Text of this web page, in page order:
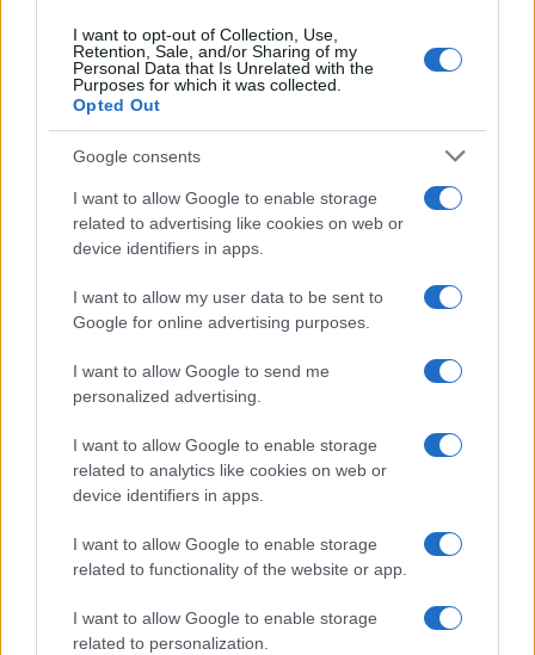
I want to opt-out of Collection, Use,
Retention, Sale, and/or Sharing of my
Personal Data that Is Unrelated with the
Purposes for which it was collected.
Opted Out
Google consents
I want to allow Google to enable storage
related to advertising like cookies on web or
device identifiers in apps.
I want to allow my user data to be sent to
Google for online advertising purposes.
I want to allow Google to send me
personalized advertising.
I want to allow Google to enable storage
related to analytics like cookies on web or
device identifiers in apps.
I want to allow Google to enable storage
related to functionality of the website or app.
I want to allow Google to enable storage
related to personalization.